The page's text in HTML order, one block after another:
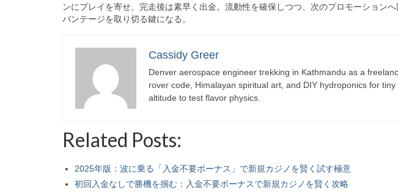
ンにプレイを寄せ、完走後は素早く出金。流動性を確保しつつ、次のプロモーションへ
バンテージを取り切る鍵になる。
Cassidy Greer
Denver aerospace engineer trekking in Kathmandu as a
rover code, Himalayan spiritual art, and DIY hydroponics for
altitude to test flavor physics.
Related Posts:
2025年版：波に乗る「入金不要ボーナス」で新規カジノを賢く試す極意
初回入金なしで勝機を掴む：入金不要ボーナスで新規カジノを賢く攻略